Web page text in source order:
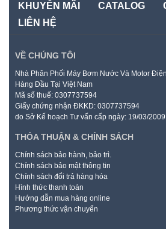
KHUYẾN MÃI
CATALOG
LIÊN HỆ
VỀ CHÚNG TÔI
Nhà Phân Phối Máy Bơm Nước Và Motor Điện
Hàng Đầu Tại Việt Nam
Mã số thuế: 0307737594
Giấy chứng nhận ĐKKD: 0307737594
do Sở Kế hoạch Tư vấn cấp ngày: 19/03/2009
THỎA THUẬN & CHÍNH SÁCH
Chính sách bảo hành, bảo trì.
Chính sách bảo mật thông tin
Chính sách đổi trả hàng hóa
Hình thức thanh toán
Hướng dẫn mua hàng online
Phương thức vận chuyển